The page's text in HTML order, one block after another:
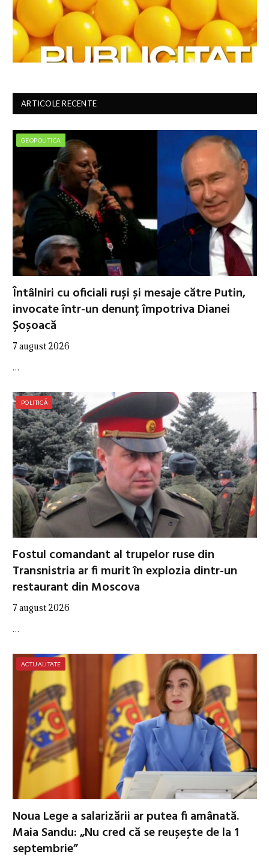
ARTICOLE RECENTE
GEOPOLITICA
Întâlniri cu oficiali ruși și mesaje către Putin,
invocate într-un denunț împotriva Dianei
Șoșoacă
7 august 2026
…
POLITICĂ
Fostul comandant al trupelor ruse din
Transnistria ar fi murit în explozia dintr-un
restaurant din Moscova
7 august 2026
…
ACTUALITATE
Noua Lege a salarizării ar putea fi amânată.
Maia Sandu: „Nu cred că se reușește de la 1
septembrie”